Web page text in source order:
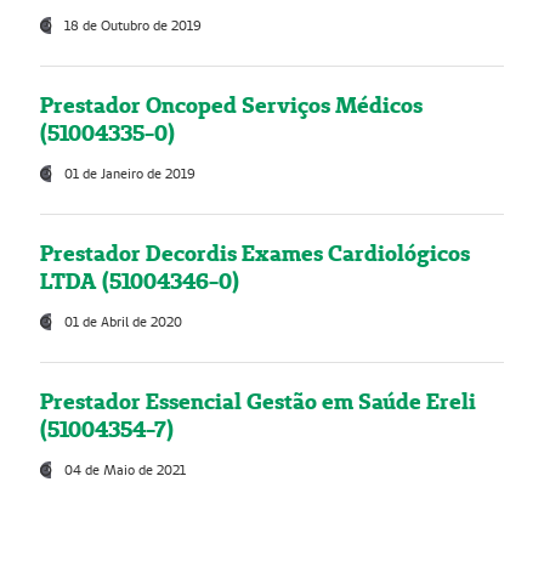
18 de Outubro de 2019
Prestador Oncoped Serviços Médicos
(51004335-0)
01 de Janeiro de 2019
Prestador Decordis Exames Cardiológicos
LTDA (51004346-0)
01 de Abril de 2020
Prestador Essencial Gestão em Saúde Ereli
(51004354-7)
04 de Maio de 2021